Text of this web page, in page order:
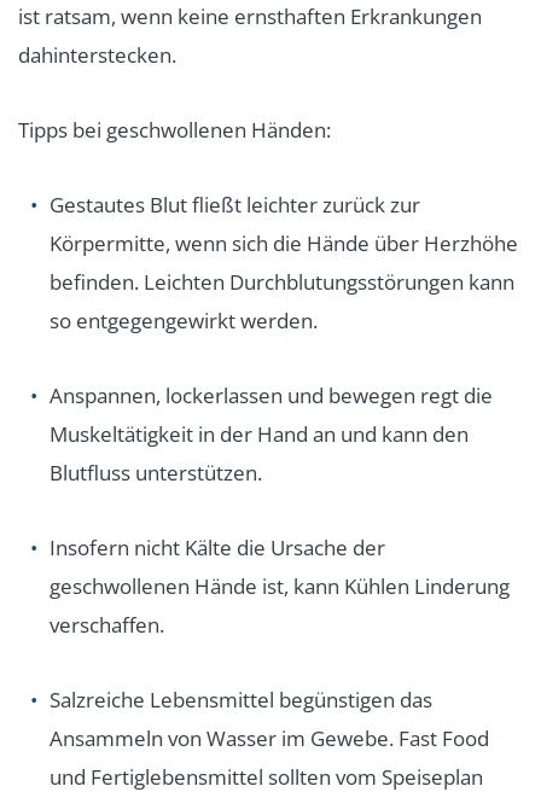
ist ratsam, wenn keine ernsthaften Erkrankungen
dahinterstecken.
Tipps bei geschwollenen Händen:
Gestautes Blut fließt leichter zurück zur
Körpermitte, wenn sich die Hände über Herzhöhe
befinden. Leichten Durchblutungsstörungen kann
so entgegengewirkt werden.
Anspannen, lockerlassen und bewegen regt die
Muskeltätigkeit in der Hand an und kann den
Blutfluss unterstützen.
Insofern nicht Kälte die Ursache der
geschwollenen Hände ist, kann Kühlen Linderung
verschaffen.
Salzreiche Lebensmittel begünstigen das
Ansammeln von Wasser im Gewebe. Fast Food
und Fertiglebensmittel sollten vom Speiseplan